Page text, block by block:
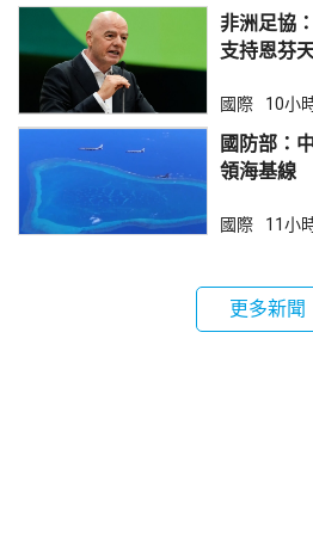
非洲足協
支持恩芬
國際 10小
國防部：
領海基線
國際 11小
更多新聞